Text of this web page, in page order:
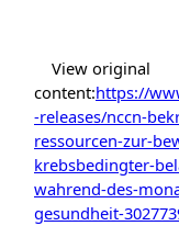
View original
content:https://
-releases/nccn-
ressourcen-zur-
krebsbedingter-
wahrend-des-
gesundheit-